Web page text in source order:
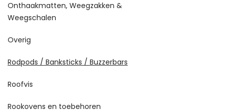
Onthaakmatten, Weegzakken &
Weegschalen
Overig
Rodpods / Banksticks / Buzzerbars
Roofvis
Rookovens en toebehoren